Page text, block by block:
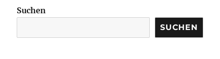
Suchen
SUCHEN